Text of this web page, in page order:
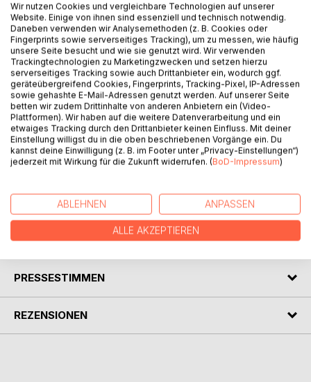
BESCHREIBUNG
Adam never truly understood the world.
Deaf but determined, he embarks on a dangerous quest: to
find a dragon's gold, repay a debt, and earn his place in the
royal guard.
But when he meets the dragon Crowley, he discovers the
mission is not what it seems.
desires, not gold, will shape their fate.
AUTOR/IN
PRESSESTIMMEN
REZENSIONEN
Wir nutzen Cookies und vergleichbare Technologien auf unserer
Website. Einige von ihnen sind essenziell und technisch notwendig.
Daneben verwenden wir Analysemethoden (z. B. Cookies oder
Fingerprints sowie serverseitiges Tracking), um zu messen, wie häufig
unsere Seite besucht und wie sie genutzt wird. Wir verwenden
Trackingtechnologien zu Marketingzwecken und setzen hierzu
serverseitiges Tracking sowie auch Drittanbieter ein, wodurch ggf.
geräteübergreifend Cookies, Fingerprints, Tracking-Pixel, IP-Adressen
sowie gehashte E-Mail-Adressen genutzt werden. Auf unserer Seite
betten wir zudem Drittinhalte von anderen Anbietern ein (Video-
Plattformen). Wir haben auf die weitere Datenverarbeitung und ein
etwaiges Tracking durch den Drittanbieter keinen Einfluss. Mit deiner
Einstellung willigst du in die oben beschriebenen Vorgänge ein. Du
kannst deine Einwilligung (z. B. im Footer unter „Privacy-Einstellungen“)
jederzeit mit Wirkung für die Zukunft widerrufen. (BoD-Impressum)
ABLEHNEN ANPASSEN
ALLE AKZEPTIEREN